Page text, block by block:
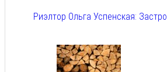
Риэлтор Ольга Успенская: